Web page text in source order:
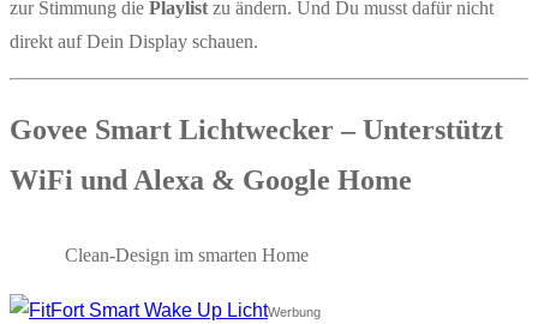
zur Stimmung die Playlistzu ändern. Und Du musst dafür nicht
direkt auf Dein Display schauen.
Govee Smart Lichtwecker – Unterstützt
WiFi und Alexa & Google Home
Clean-Design im smarten Home
Werbung